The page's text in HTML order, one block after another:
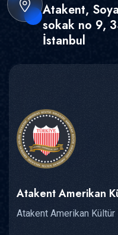
Atakent,
sokak no 9,
İstanbul
Atakent Amerikan
Atakent Amerikan Kültür